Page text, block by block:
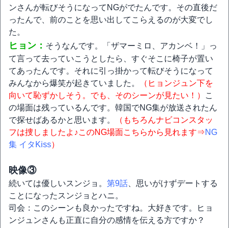
ンさんが転びそうになってNGがでたんです。その直後だ
ったんで、前のことを思い出してこらえるのが大変でし
た。
ヒョン： そうなんです。「ザマーミロ、アカンベ！」っ
て言って去っていこうとしたら、すぐそこに椅子が置い
てあったんです。それに引っ掛かって転びそうになって
みんなから爆笑が起きていました。
（ヒョンジュン下を
向いて恥ずかしそう。でも、そのシーンが見たい！）
こ
の場面は残っているんです。韓国でNG集が放送されたん
で探せばあるかと思います。
（もちろんナビコンスタッ
フは捜しましたよ♪このNG場面こちらから見れます⇒NG
集 イタKiss）
映像③
続いては優しいスンジョ。 第9話 、思いがけずデートする
ことになったスンジョとハニ。
司会：このシーンも良かったですね。大好きです。ヒョ
ンジュンさんも正直に自分の感情を伝える方ですか？